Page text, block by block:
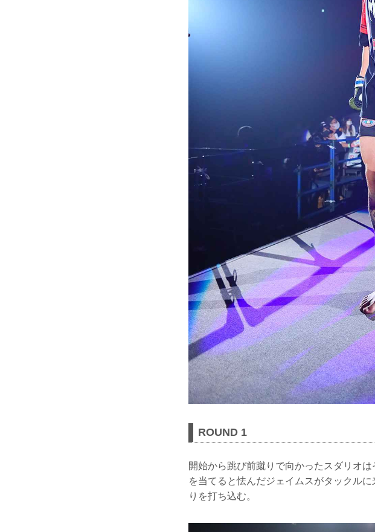
ROUND 1
開始から跳び前蹴りで向かったスダリオ
を当てると怯んだジェイムスがタックル
りを打ち込む。